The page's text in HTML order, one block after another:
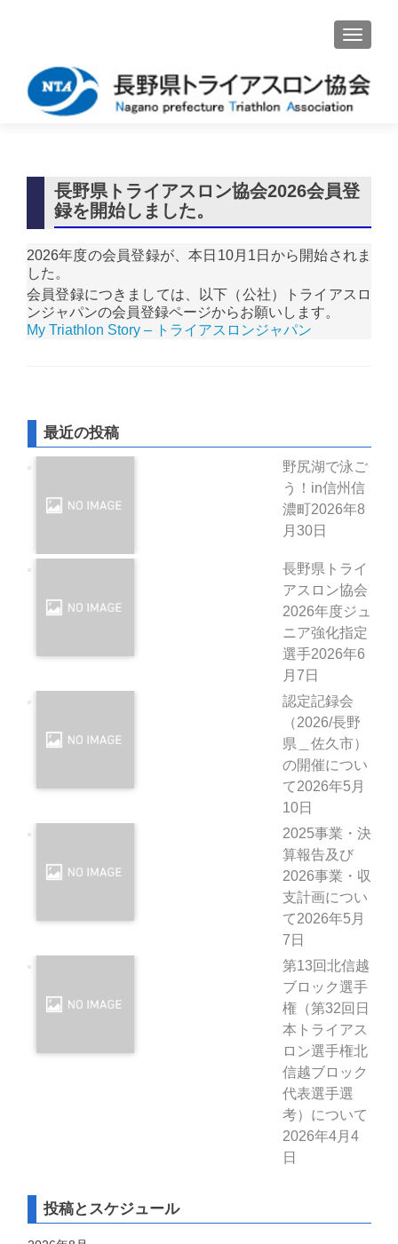
ナビゲ
長野県トライアスロン協会2026会員登
録を開始しました。
2026年度の会員登録が、本日10月1日から開始されま
した。
会員登録につきましては、以下（公社）トライアスロ
ンジャパンの会員登録ページからお願いします。
My Triathlon Story – トライアスロンジャパン
最近の投稿
野尻湖で泳ご
う！in信州信
濃町 2026年8
月30日
長野県トライ
アスロン協会
2026年度ジュ
ニア強化指定
選手2026年6
月7日
認定記録会
（2026/長野
県＿佐久市）
の開催につい
て2026年5月
10日
2025事業・決
算報告及び
2026事業・収
支計画につい
て2026年5月
7日
第13回北信越
ブロック選手
権（第32回日
本トライアス
ロン選手権北
信越ブロック
代表選手選
考）について
2026年4月4
日
投稿とスケジュール